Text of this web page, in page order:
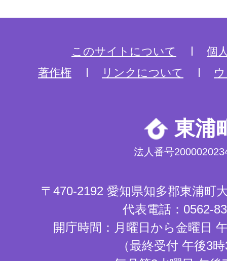
このサイトについて
個
著作権
リンクについて
東浦
法人番号
〒470-2192 愛知県知多郡東浦町
代表電話：0562-
開庁時間：月曜日から金曜日
（最終受付 午後3